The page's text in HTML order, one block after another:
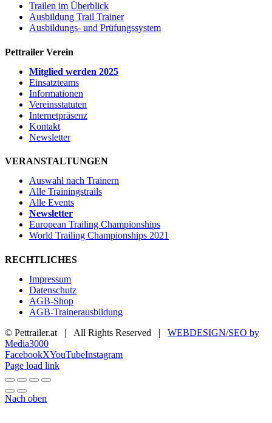
Trailen im Überblick
Ausbildung Trail Trainer
Ausbildungs- und Prüfungssystem
Pettrailer Verein
Mitglied werden 2025
Einsatzteams
Informationen
Vereinsstatuten
Internetpräsenz
Kontakt
Newsletter
VERANSTALTUNGEN
Auswahl nach Trainern
Alle Trainingstrails
Alle Events
Newsletter
European Trailing Championships
World Trailing Championships 2021
RECHTLICHES
Impressum
Datenschutz
AGB-Shop
AGB-Trainerausbildung
© Pettrailer.at | All Rights Reserved | WEBDESIGN/SEO by
Media3000
FacebookXYouTubeInstagram
Page load link
Nach oben